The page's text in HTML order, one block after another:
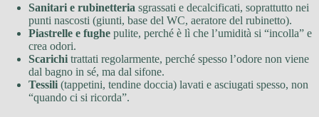
Sanitari e rubinetteria sgrassati e decalcificati, soprattutto nei
punti nascosti (giunti, base del WC, aeratore del rubinetto).
Piastrelle e fughe pulite, perché è lì che l’umidità si “incolla” e
crea odori.
Scarichi trattati regolarmente, perché spesso l’odore non viene
dal bagno in sé, ma dal sifone.
Tessili (tappetini, tendine doccia) lavati e asciugati spesso, non
“quando ci si ricorda”.